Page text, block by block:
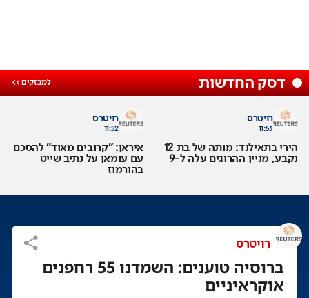
דסק החדשות
רויטרס
11:53
הירי בתאילנד: מותה של בת 12
נקבע, מניין ההרוגים עלה ל-9
רויטרס
11:52
איראן: "קרובים מאוד" להסכם
עם עומאן על נתיב שייט
בהורמוז
ברוסיה טוענים: השמדנו 55 רחפנים
אוקראיניים
רויטרס